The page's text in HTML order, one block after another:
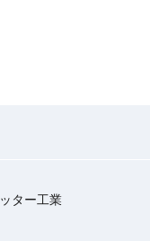
ター工業